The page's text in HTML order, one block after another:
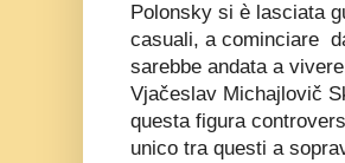
Polonsky si è lasciata
casuali, a cominciare
sarebbe andata a
Vjačeslav Michajlovič
questa figura
unico tra questi a